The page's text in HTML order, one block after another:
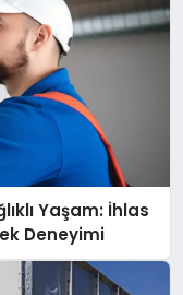
Yaşam: İhlas
Deneyimi